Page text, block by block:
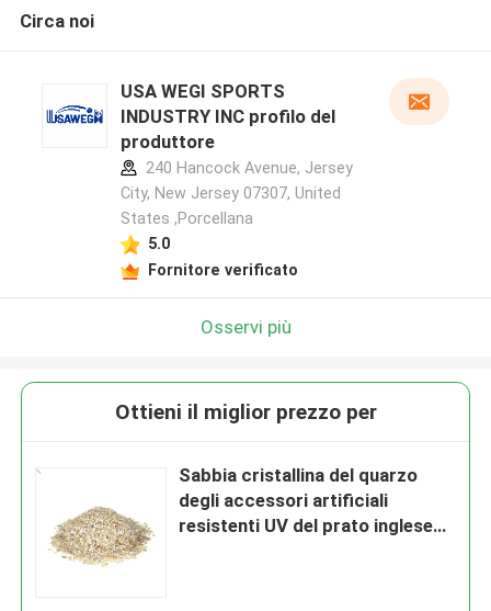
Circa noi
USA WEGI SPORTS
INDUSTRY INC profilo del
produttore
240 Hancock Avenue, Jersey
City, New Jersey 07307, United
States ,Porcellana
5.0
Fornitore verificato
Osservi più
Ottieni il miglior prezzo per
Sabbia cristallina del quarzo
degli accessori artificiali
resistenti UV del prato inglese